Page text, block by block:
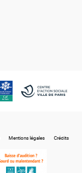
Mentions légales Crédits